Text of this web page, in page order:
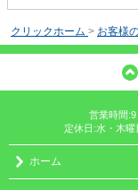
クリックホーム > お客様
営業時間
定休日:水・木曜
ホーム